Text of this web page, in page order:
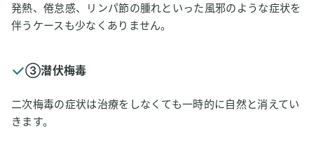
発熱、倦怠感、リンパ節の腫れといった風邪のような症状を
伴うケースも少なくありません。
③潜伏梅毒
二次梅毒の症状は治療をしなくても一時的に自然と消えてい
きます。